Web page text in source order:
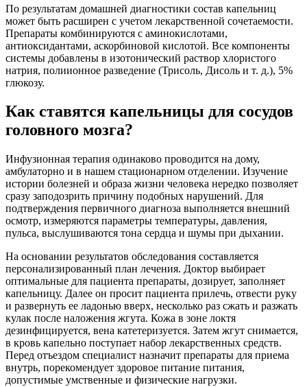
По результатам домашней диагностики состав капельниц
может быть расширен с учетом лекарственной сочетаемости.
Препараты комбинируются с аминокислотами,
антиоксидантами, аскорбиновой кислотой. Все компоненты
системы добавлены в изотонический раствор хлористого
натрия, полиионное разведение (Трисоль, Дисоль и т. д.), 5%
глюкозу.
Как ставятся капельницы для сосудов
головного мозга?
Инфузионная терапия одинаково проводится на дому,
амбулаторно и в нашем стационарном отделении. Изучение
истории болезней и образа жизни человека нередко позволяет
сразу заподозрить причину подобных нарушений. Для
подтверждения первичного диагноза выполняется внешний
осмотр, измеряются параметры температуры, давления,
пульса, выслушиваются тона сердца и шумы при дыхании.
На основании результатов обследования составляется
персонализированный план лечения. Доктор выбирает
оптимальные для пациента препараты, дозирует, заполняет
капельницу. Далее он просит пациента прилечь, отвести руку
и развернуть ее ладонью вверх, несколько раз сжать и разжать
кулак после наложения жгута. Кожа в зоне локтя
дезинфицируется, вена катетеризуется. Затем жгут снимается,
в кровь капельно поступает набор лекарственных средств.
Перед отъездом специалист назначит препараты для приема
внутрь, порекомендует здоровое питание питания,
допустимые умственные и физические нагрузки.